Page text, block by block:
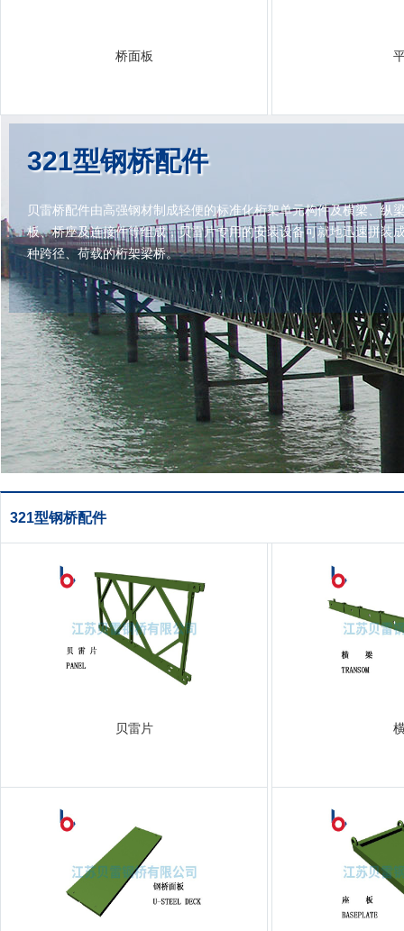
桥面板
321型钢桥配件
贝雷桥配件由高强钢材制成轻便的标准化桁架单元构件及横梁、纵
板、桥座及连接件等组成，贝雷片专用的安装设备可就地迅速拼装
种跨径、荷载的桁架梁桥。
321型钢桥配件
贝雷片